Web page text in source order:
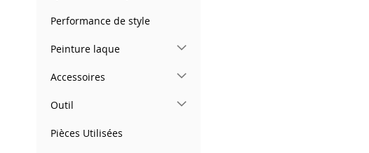
Performance de style
Peinture laque
Accessoires
Outil
Pièces Utilisées